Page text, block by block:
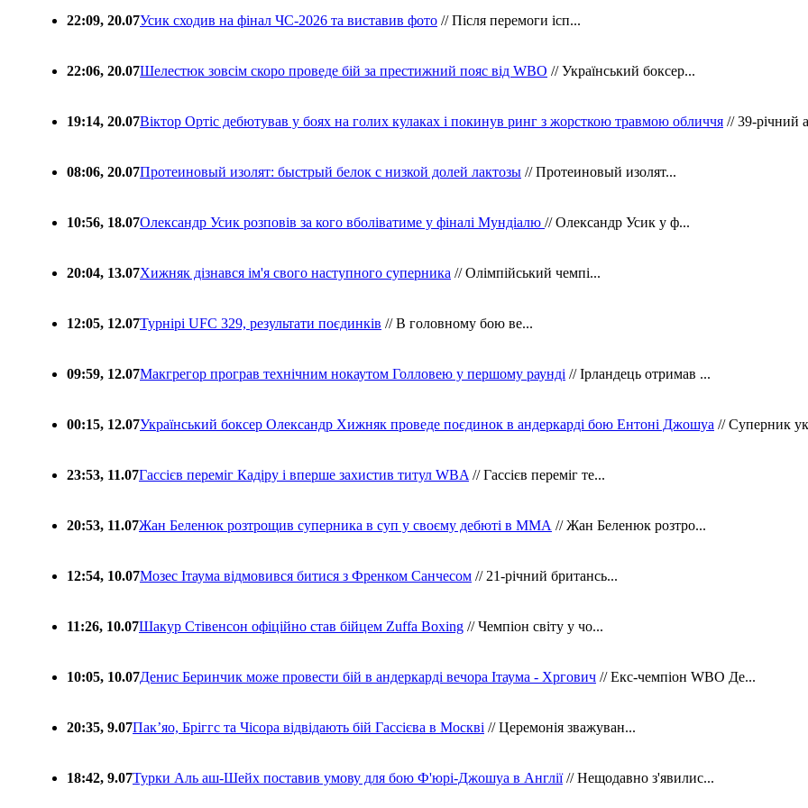
22:09, 20.07Усик сходив на фінал ЧС-2026 та виставив фото // Після перемоги ісп...
22:06, 20.07Шелестюк зовсім скоро проведе бій за престижний пояс від WBO // Український боксер...
19:14, 20.07Віктор Ортіс дебютував у боях на голих кулаках і покинув ринг з жорсткою травмою обличчя // 39-річний
08:06, 20.07Протеиновый изолят: быстрый белок с низкой долей лактозы // Протеиновый изолят...
10:56, 18.07Олександр Усик розповів за кого вболіватиме у фіналі Мундіалю // Олександр Усик у ф...
20:04, 13.07Хижняк дізнався ім'я свого наступного суперника // Олімпійський чемпі...
12:05, 12.07Турнірі UFC 329, результати поєдинків // В головному бою ве...
09:59, 12.07Макгрегор програв технічним нокаутом Голловею у першому раунді // Ірландець отримав ...
00:15, 12.07Український боксер Олександр Хижняк проведе поєдинок в андеркарді бою Ентоні Джошуа // Суперник
23:53, 11.07Гассієв переміг Кадіру і вперше захистив титул WBA // Гассієв переміг те...
20:53, 11.07Жан Беленюк розтрощив суперника в суп у своєму дебюті в ММА // Жан Беленюк розтро...
12:54, 10.07Мозес Ітаума відмовився битися з Френком Санчесом // 21-річний британсь...
11:26, 10.07Шакур Стівенсон офіційно став бійцем Zuffa Boxing // Чемпіон світу у чо...
10:05, 10.07Денис Беринчик може провести бій в андеркарді вечора Ітаума - Хргович // Екс-чемпіон WBO Де...
20:35, 9.07Пакʼяо, Бріггс та Чісора відвідають бій Гассієва в Москві // Церемонія зважуван...
18:42, 9.07Турки Аль аш-Шейх поставив умову для бою Ф'юрі-Джошуа в Англії// Нещодавно з'явилис...